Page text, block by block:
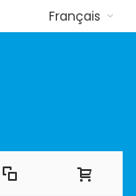
Français